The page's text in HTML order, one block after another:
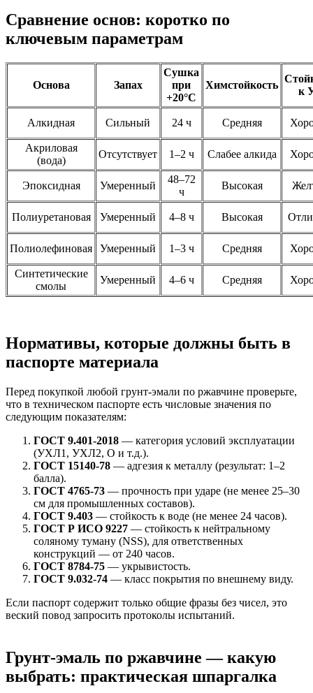
Сравнение основ: коротко по
ключевым параметрам
Основа Запах
Сушка
при
+20°C
Химстойкость
к
Алкидная Сильный 24 ч Средняя
Акриловая
(вода)
Отсутствует 1–2 ч Слабее алкида
Эпоксидная Умеренный
48–72
ч
Высокая
Полиуретановая Умеренный 4–8 ч Высокая
Полиолефиновая Умеренный 1–3 ч Средняя
Синтетические
смолы
Умеренный 4–6 ч Средняя
Нормативы, которые должны быть в
паспорте материала
Перед покупкой любой грунт-эмали по ржавчине проверьте,
что в техническом паспорте есть числовые значения по
следующим показателям:
ГОСТ 9.401-2018 — категория условий эксплуатации
(УХЛ1, УХЛ2, О и т.д.).
ГОСТ 15140-78 — адгезия к металлу (результат: 1–2
балла).
ГОСТ 4765-73 — прочность при ударе (не менее 25–30
см для промышленных составов).
ГОСТ 9.403 — стойкость к воде (не менее 24 часов).
ГОСТ Р ИСО 9227 — стойкость к нейтральному
соляному туману (NSS), для ответственных
конструкций — от 240 часов.
ГОСТ 8784-75 — укрывистость.
ГОСТ 9.032-74 — класс покрытия по внешнему виду.
Если паспорт содержит только общие фразы без чисел, это
веский повод запросить протоколы испытаний.
Грунт-эмаль по ржавчине — какую
выбрать: практическая шпаргалка